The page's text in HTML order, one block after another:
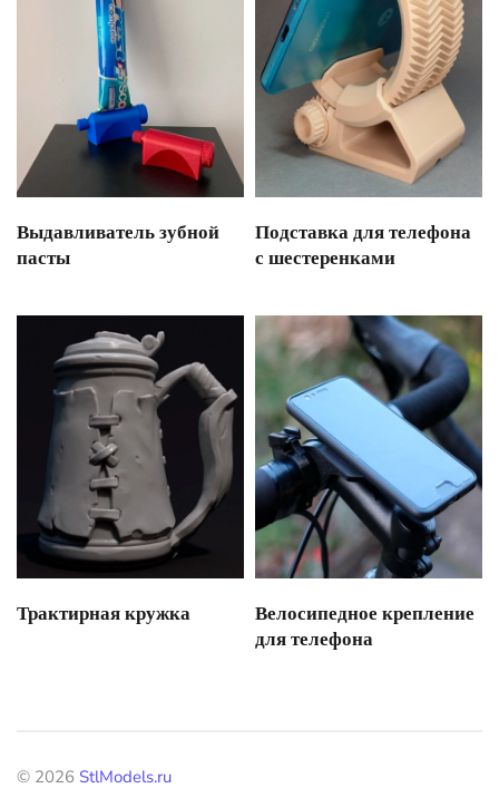
Выдавливатель зубной
пасты
Подставка для телефона
с шестеренками
Трактирная кружка
Велосипедное крепление
для телефона
© 2026 StlModels.ru